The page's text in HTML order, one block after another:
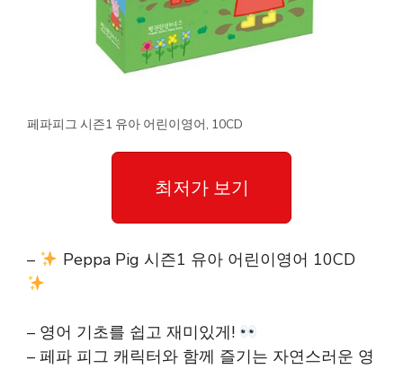
페파피그 시즌1 유아 어린이영어, 10CD
최저가 보기
– Peppa Pig 시즌1 유아 어린이영어 10CD
– 영어 기초를 쉽고 재미있게!
– 페파 피그 캐릭터와 함께 즐기는 자연스러운 영